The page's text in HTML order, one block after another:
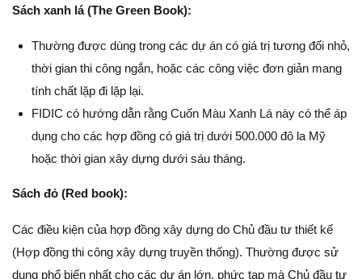
Sách xanh lá (The Green Book):
Thường được dùng trong các dự án có giá trị tương đối nhỏ,
thời gian thi công ngắn, hoặc các công việc đơn giản mang
tính chất lặp đi lặp lại.
FIDIC có hướng dẫn rằng Cuốn Màu Xanh Lá này có thể áp
dụng cho các hợp đồng có giá trị dưới 500.000 đô la Mỹ
hoặc thời gian xây dựng dưới sáu tháng.
Sách đỏ (Red book):
Các điều kiện của hợp đồng xây dựng do Chủ đầu tư thiết kế
(Hợp đồng thi công xây dựng truyền thống). Thường được sử
dụng phổ biến nhất cho các dự án lớn, phức tạp mà Chủ đầu tư